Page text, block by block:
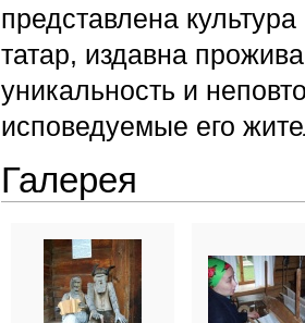
представлена
татар, издавна
уникальность и
исповедуемые его
Галерея